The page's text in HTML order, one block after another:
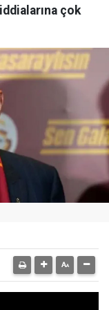
çok